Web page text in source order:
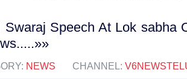
Swaraj Speech At Lok sabha
NEWS CHANNEL: